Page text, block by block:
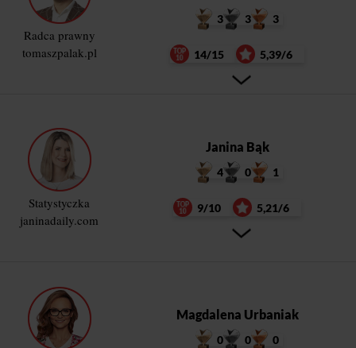
Radca prawny
tomaszpalak.pl
3 3 3
14/15 5,39/6
Statystyczka
janinadaily.com
Janina Bąk
4 0 1
9/10 5,21/6
Magdalena Urbaniak
0 0 0